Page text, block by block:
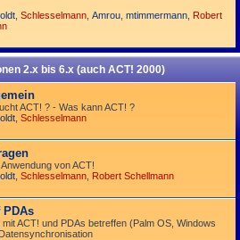
Schlesselmann Amrou mtimmermann Robert
2.x bis 6.x (auch ACT! 2000)
ACT! ? - Was kann ACT! ?
Schlesselmann
von ACT!
Schlesselmann Robert Schellmann
PDAs
ACT! und PDAs betreffen (Palm OS, Windows